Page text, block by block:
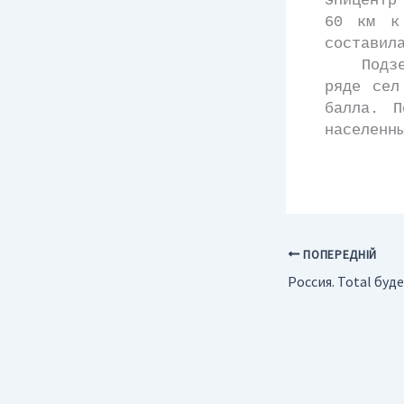
60 км к
ряде
балла.
ПОПЕРЕДНІЙ